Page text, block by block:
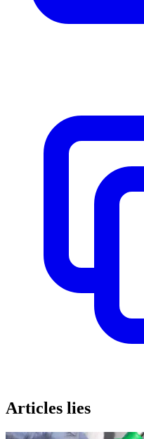
Articles lies